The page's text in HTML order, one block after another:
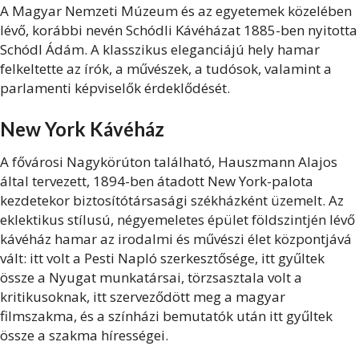
A Magyar Nemzeti Múzeum és az egyetemek közelében
lévő, korábbi nevén Schódli Kávéházat 1885-ben nyitotta
Schódl Ádám. A klasszikus eleganciájú hely hamar
felkeltette az írók, a művészek, a tudósok, valamint a
parlamenti képviselők érdeklődését.
New York Kávéház
A fővárosi Nagykörúton található, Hauszmann Alajos
által tervezett, 1894-ben átadott New York-palota
kezdetekor biztosítótársasági székházként üzemelt. Az
eklektikus stílusú, négyemeletes épület földszintjén lévő
kávéház hamar az irodalmi és művészi élet központjává
vált: itt volt a Pesti Napló szerkesztősége, itt gyűltek
össze a Nyugat munkatársai, törzsasztala volt a
kritikusoknak, itt szerveződött meg a magyar
filmszakma, és a színházi bemutatók után itt gyűltek
össze a szakma hírességei.